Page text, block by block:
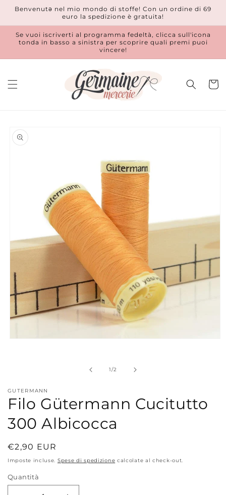
direttamente
Benvenutǝ nel mio mondo di stoffe! Con un ordine di 69
euro la spedizione è gratuita!
Se vuoi iscriverti al programma fedeltà, clicca sull'icona
tonda in basso a sinistra per scoprire quali premi puoi
vincere!
informazioni
sul prodotto
modale
1/su
2
GUTERMANN
Filo Gütermann Cucitutto
300 Albicocca
Prezzo
di
€2,90 EUR
Imposte incluse. Spese di spedizione calcolate al check-out.
Quantità